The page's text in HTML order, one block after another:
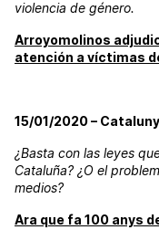
violencia de género.
Arroyomolinos
atención a víctimas
15/01/2020 –
¿Basta con las leyes
Cataluña? ¿O el
medios?
Ara que fa 100 anys